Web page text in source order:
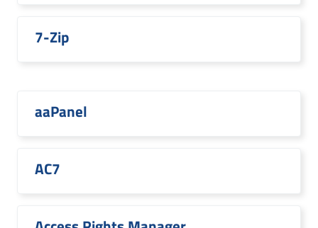
7-Zip
aaPanel
AC7